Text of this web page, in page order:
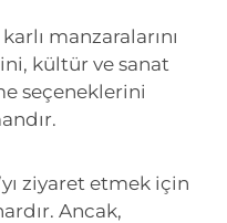
manzaralarını
kültür ve sanat
seçeneklerini
ziyaret etmek için
Ancak,